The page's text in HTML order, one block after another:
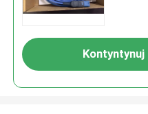
Kontyntynuj